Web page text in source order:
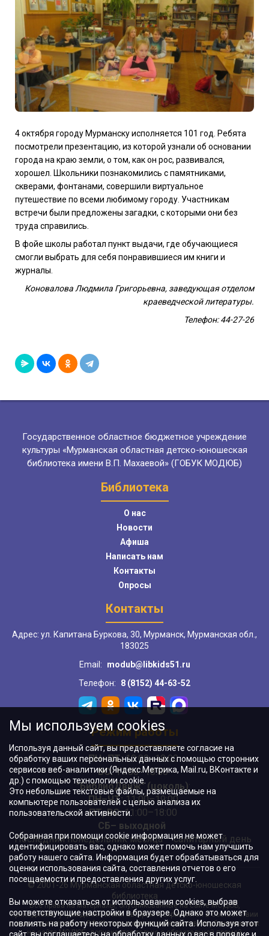
4 октября городу Мурманску исполняется 101 год. Ребята
посмотрели презентацию, из которой узнали об основании
города на краю земли, о том, как он рос, развивался,
хорошел. Школьники познакомились с памятниками,
скверами, фонтанами, совершили виртуальное
путешествие по всеми любимому городу. Участникам
встречи были предложены загадки, с которыми они без
труда справились.
В фойе школы работал пункт выдачи, где обучающиеся
смогли выбрать для себя понравившиеся им книги и
журналы.
Коновалова Людмила Григорьевна, заведующая отделом
краеведческой литературы.
Телефон: 44-27-26
Государственное областное бюджетное учреждение
культуры «Мурманская областная детско-юношеская
библиотека имени В.П. Махаевой» (ГОБУК МОДЮБ)
Библиотека
О нас
Новости
Афиша
Написать нам
Контакты
Опросы
Контакты
Адрес: ул. Капитана Буркова, 30, Мурманск, Мурманская обл.,
183025
Email:
modub@libkids51.ru
Телефон:
8 (8152) 44-63-52
Режим работы
ПН–ПТ:10:00–18:00
ВС:11:00–18:00
"БиблиоДвиж" (цоколь):
ПН–ЧТ:11:00–19:00
ПТ, ВС:11:00–18:00
СБ– выходной
Последний понедельник месяца – санитарный день
© 2001-26 Мурманская областная детско-юношеская
библиотека
Все права на материалы, опубликованные на сайте МОДЮБ,
принадлежат учреждению и/или авторам и охраняются в соответствии
с законодательством РФ. Использование материалов, опубликованных
на сайте МОДЮБ, допускается только с обязательной прямой
Мы используем cookies
Используя данный сайт, вы предоставляете согласие на
обработку ваших персональных данных с помощью сторонних
сервисов веб-аналитики (Яндекс.Метрика, Mail.ru, ВКонтакте и
др.) с помощью технологии cookie.
Это небольшие текстовые файлы, размещаемые на
компьютере пользователей с целью анализа их
пользовательской активности.
Собранная при помощи cookie информация не может
идентифицировать вас, однако может помочь нам улучшить
работу нашего сайта. Информация будет обрабатываться для
оценки использования сайта, составления отчетов о его
посещаемости и предоставления других услуг.
Вы можете отказаться от использования cookies, выбрав
соответствующие настройки в браузере. Однако это может
повлиять на работу некоторых функций сайта. Используя этот